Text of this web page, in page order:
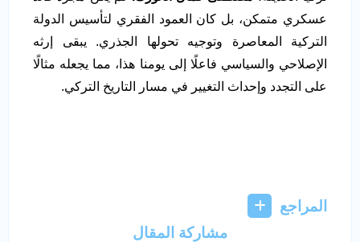
عسكري متمكن، بل كان العمود الفقري لتأسيس الدولة
التركية المعاصرة وتوجيه تحولها الجذري. يبقى إرثه
الإصلاحي والسياسي فاعلًا إلى يومنا هذا، مما يجعله مثالًا
على التجدد وإحداث التغيير في مسار التاريخ التركي.
المراجع
مشاركة المقال